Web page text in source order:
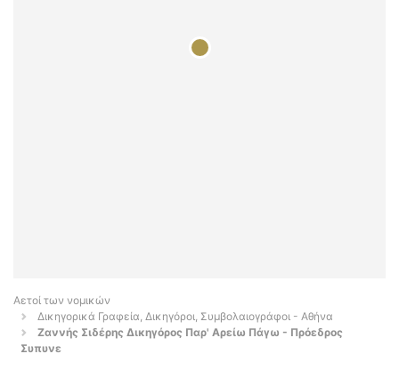
Αετοί των νομικών
Δικηγορικά Γραφεία, Δικηγόροι, Συμβολαιογράφοι - Αθήνα
Zαννής Σιδέρης Δικηγόρος Παρ' Αρείω Πάγω - Πρόεδρος
Συπυνε